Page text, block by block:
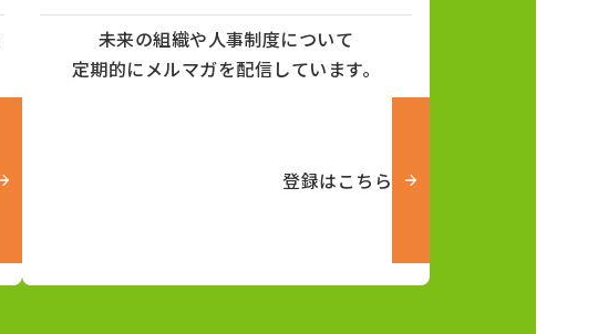
未来の組織や人事制度について
定期的にメルマガを配信しています。
登録はこちら